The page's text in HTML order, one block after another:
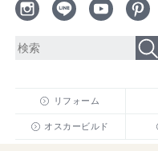
リフォーム
オスカービルド